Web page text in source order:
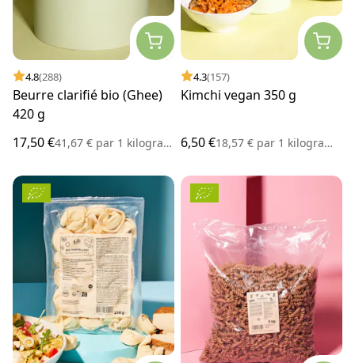
4.8(288)
Beurre clarifié bio (Ghee)
420 g
17,50 €41,67 € par 1 kilogramme
4.3(157)
Kimchi vegan 350 g
6,50 €18,57 € par 1 kilogramme